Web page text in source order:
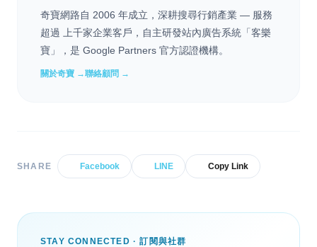
奇寶網路自 2006 年成立，深耕搜尋行銷產業 — 服務
超過 上千家企業客戶，自主研發站內廣告系統「客樂
寶」，是 Google Partners 官方認證機構。
關於奇寶 →聯絡顧問 →
SHARE Facebook LINE Copy Link
STAY CONNECTED · 訂閱與社群